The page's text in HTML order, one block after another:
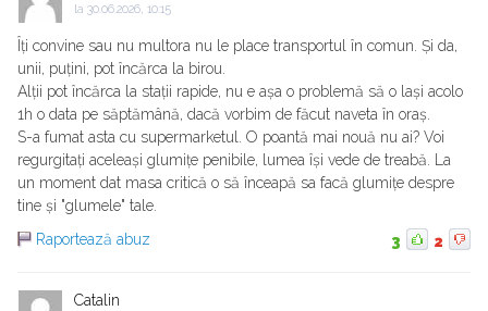
la 30.06.2026, 10:15
Îți convine sau nu multora nu le place transportul în comun. Și da,
unii, puțini, pot încărca la birou.
Alții pot încărca la stații rapide, nu e așa o problemă să o lași acolo
1h o data pe săptămână, dacă vorbim de făcut naveta în oraș.
S-a fumat asta cu supermarketul. O poantă mai nouă nu ai? Voi
regurgitați aceleași glumițe penibile, lumea își vede de treabă. La
un moment dat masa critică o să înceapă sa facă glumițe despre
tine și "glumele" tale.
Raportează abuz
3 2
Catalin